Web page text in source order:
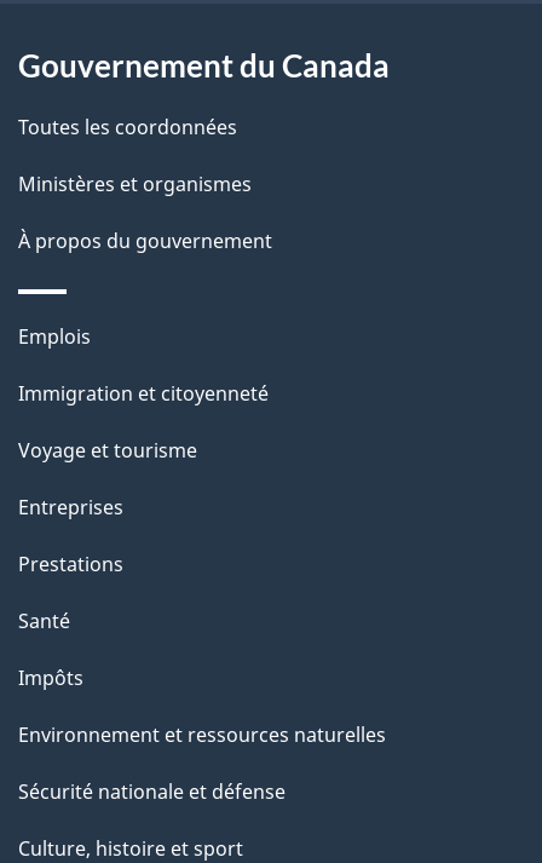
p
a
g
e
o
a
t
i
n
s
c
e
t
p
a
e
Gouvernement du Canada
Toutes les coordonnées
Ministères et organismes
À propos du gouvernement
Thèmes
sujets
Emplois
Immigration et citoyenneté
Voyage et tourisme
Entreprises
Prestations
Santé
Impôts
Environnement et ressources naturelles
Sécurité nationale et défense
Culture, histoire et sport